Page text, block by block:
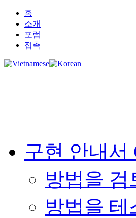
홈
소개
포럼
접촉
구현 안내서
방법을 검
방법을 테